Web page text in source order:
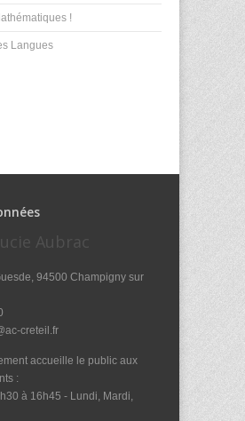
!
Langues
Aubrac
94500 Champigny sur
creteil.fr
accueille le public aux
:
à 16h45 - Lundi, Mardi,